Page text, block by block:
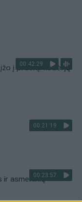
00:42:29
į praeitį: kodėl jų
00:21:19
00:23:57
ir asmeninių